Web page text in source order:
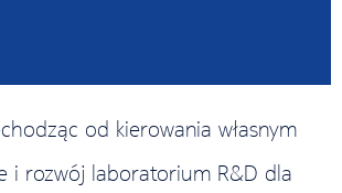
od kierowania własnym
i rozwój laboratorium R&D dla